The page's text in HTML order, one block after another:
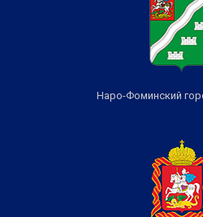
Наро-Фоминский